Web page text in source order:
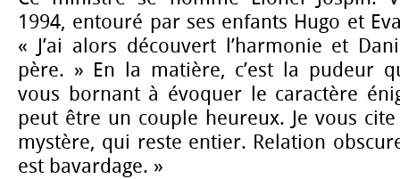
1994, entouré par ses enfants Hugo et
« J’ai alors découvert l’harmonie et
père. » En la matière, c’est la pudeur
vous bornant à évoquer le caractère
peut être un couple heureux. Je vous cite
mystère, qui reste entier. Relation
est bavardage. »